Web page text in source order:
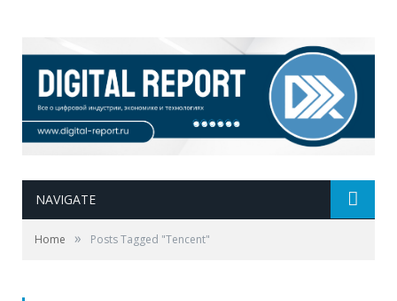
NAVIGATE
Home » Posts Tagged "Tencent"